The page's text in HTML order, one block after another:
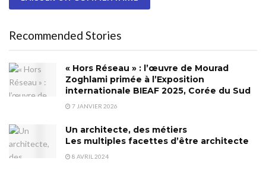
Recommended Stories
« Hors Réseau » : l’œuvre de Mourad
Zoghlami primée à l’Exposition
internationale BIEAF 2025, Corée du Sud
7 JANVIER 2026
Un architecte, des métiers
Les multiples facettes d’être architecte
8 AVRIL 2024